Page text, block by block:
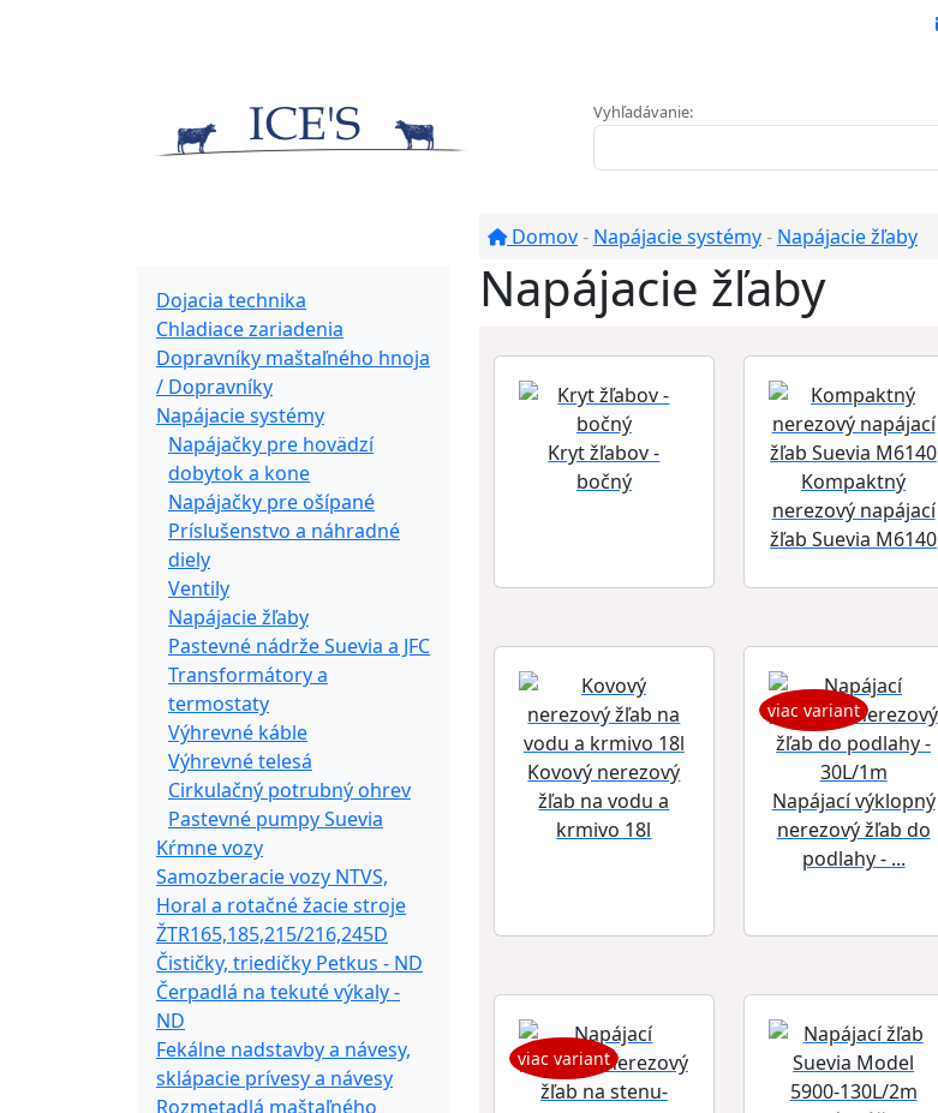
Vyhľadávanie:
Dojacia technika
Chladiace zariadenia
Dopravníky maštaľného hnoja
/ Dopravníky
Napájacie systémy
Napájačky pre hovädzí
dobytok a kone
Napájačky pre ošípané
Príslušenstvo a náhradné
diely
Ventily
Napájacie žľaby
Pastevné nádrže Suevia a JFC
Transformátory a
termostaty
Výhrevné káble
Výhrevné telesá
Cirkulačný potrubný ohrev
Pastevné pumpy Suevia
Kŕmne vozy
Samozberacie vozy NTVS,
Horal a rotačné žacie stroje
ŽTR165,185,215/216,245D
Čističky, triedičky Petkus - ND
Čerpadlá na tekuté výkaly -
ND
Fekálne nadstavby a návesy,
sklápacie prívesy a návesy
Rozmetadlá maštaľného
Domov- Napájacie systémy- Napájacie žľaby
Napájacie žľaby
Kryt žľabov -
bočný
Kompaktný
nerezový napájací
žľab Suevia M6140
Kovový nerezový
žľab na vodu a
krmivo 18l
viac variant
Napájací výklopný
nerezový žľab do
podlahy - ...
viac variant